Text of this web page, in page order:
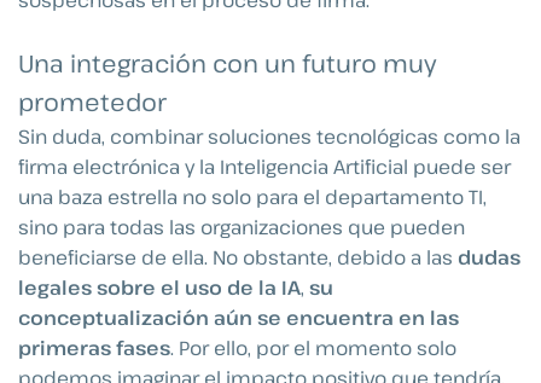
Una integración con un futuro muy
prometedor
Sin duda, combinar soluciones tecnológicas como la
firma electrónica y la Inteligencia Artificial puede ser
una baza estrella no solo para el departamento TI,
sino para todas las organizaciones que pueden
beneficiarse de ella. No obstante, debido a las dudas
legales sobre el uso de la IA, su
conceptualización aún se encuentra en las
primeras fases. Por ello, por el momento solo